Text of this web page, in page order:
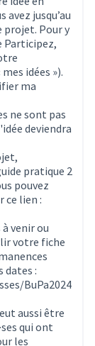
jusqu’au
projet. Pour y
Participez,
idées »).
ma
ne sont pas
deviendra
pratique 2
pouvez
ce lien :
venir ou
votre fiche
dates :
BuPa2024
aussi être
qui ont
les